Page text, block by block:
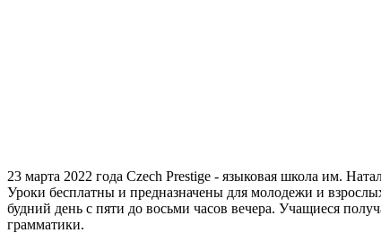
23 марта 2022 года Czech Prestige - языковая школа им.
Уроки бесплатны и предназначены для молодежи и
будний день с пяти до восьми часов вечера. Учащиеся
грамматики.